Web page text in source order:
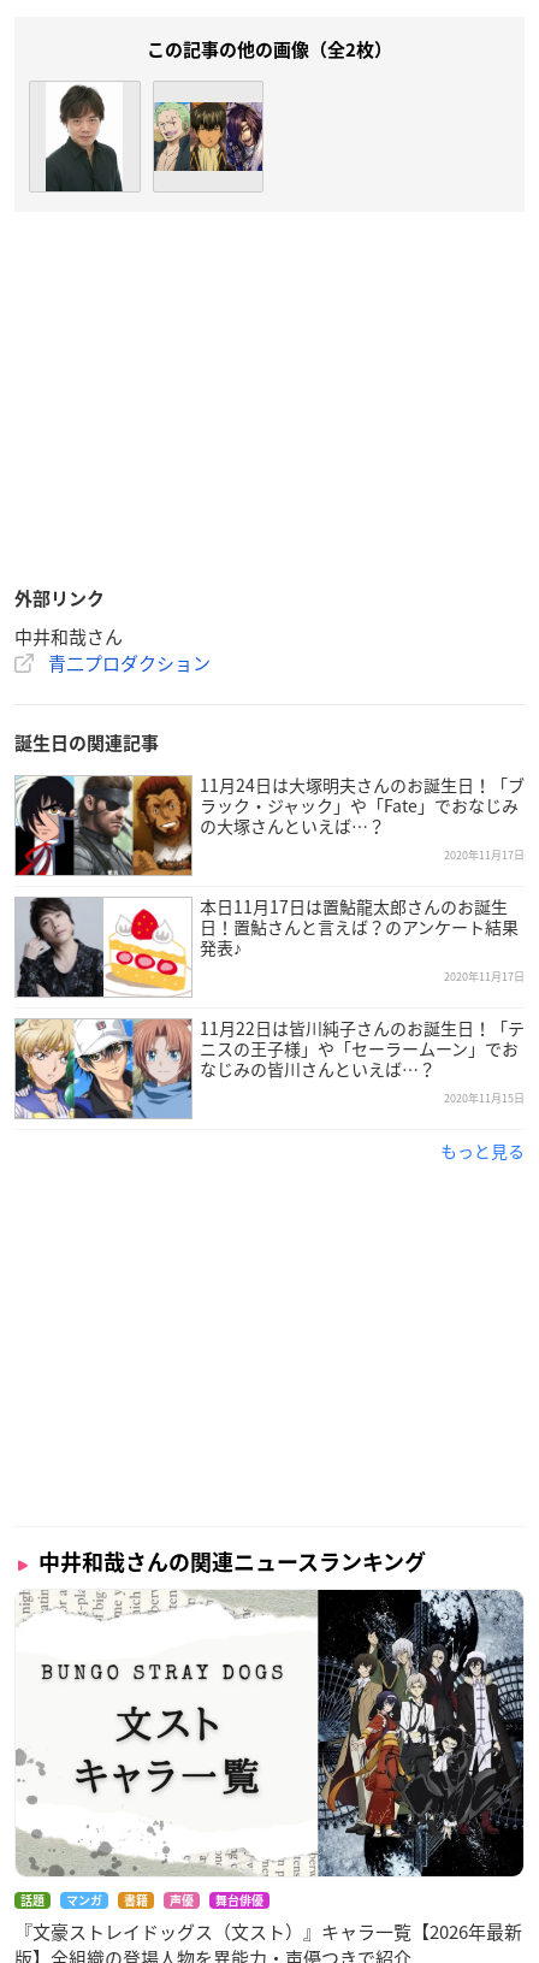
この記事の他の画像（全2枚）
外部リンク
中井和哉さん
青二プロダクション
誕生日の関連記事
11月24日は大塚明夫さんのお誕生日！「ブ
ラック・ジャック」や「Fate」でおなじみ
の大塚さんといえば…？
2020年11月17日
本日11月17日は置鮎龍太郎さんのお誕生
日！置鮎さんと言えば？のアンケート結果
発表♪
2020年11月17日
11月22日は皆川純子さんのお誕生日！「テ
ニスの王子様」や「セーラームーン」でお
なじみの皆川さんといえば…？
2020年11月15日
もっと見る
中井和哉さんの関連ニュースランキング
話題 マンガ 書籍 声優 舞台俳優
『文豪ストレイドッグス（文スト）』キャラ一覧【2026年最新
版】全組織の登場人物を異能力・声優つきで紹介